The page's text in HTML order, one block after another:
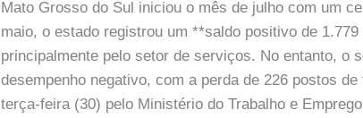
Mato Grosso do Sul iniciou o mês de julho com um
maio, o estado registrou um **saldo positivo de
principalmente pelo setor de serviços. No entanto, o
desempenho negativo, com a perda de 226 postos
terça-feira (30) pelo Ministério do Trabalho e